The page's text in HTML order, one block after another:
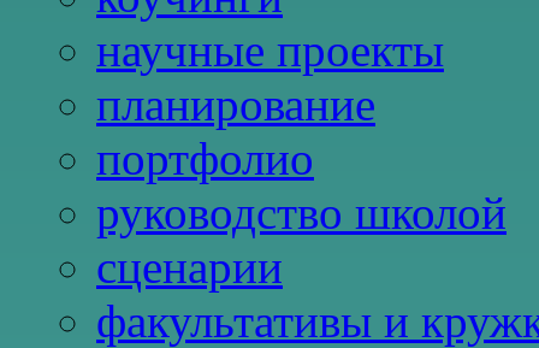
научные проекты
планирование
портфолио
руководство школой
сценарии
факультативы и